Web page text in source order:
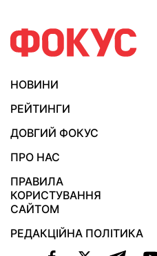
НОВИНИ
РЕЙТИНГИ
ДОВГИЙ ФОКУС
ПРО НАС
ПРАВИЛА
КОРИСТУВАННЯ
САЙТОМ
РЕДАКЦІЙНА ПОЛІТИКА